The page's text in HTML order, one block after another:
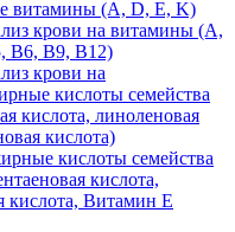
витамины (A, D, E, K)
крови на витамины (A,
B6, В9, B12)
крови на
кислоты семейства
кислота, линоленовая
кислота)
кислоты семейства
кислота,
кислота, Витамин E